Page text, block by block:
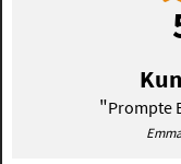
"Prompte